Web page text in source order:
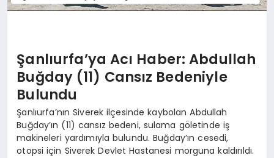
Şanlıurfa’ya Acı Haber: Abdullah
Buğday (11) Cansız Bedeniyle
Bulundu
Şanlıurfa’nın Siverek ilçesinde kaybolan Abdullah
Buğday’ın (11) cansız bedeni, sulama göletinde iş
makineleri yardımıyla bulundu. Buğday’ın cesedi,
otopsi için Siverek Devlet Hastanesi morguna kaldırıldı.